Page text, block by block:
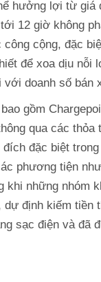
hưởng lợi từ giá
12 giờ không
cộng, đặc
để xoa dịu nỗi
doanh số bán
gồm
qua các thỏa
đặc biệt
phương tiện
khi những nhóm
dự định kiếm tiền
sạc điện và đã